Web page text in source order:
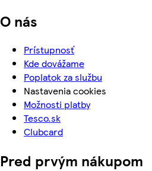
O nás
Prístupnosť
Kde dovážame
Poplatok za službu
Nastavenia cookies
Možnosti platby
Tesco.sk
Clubcard
Pred prvým nákupom